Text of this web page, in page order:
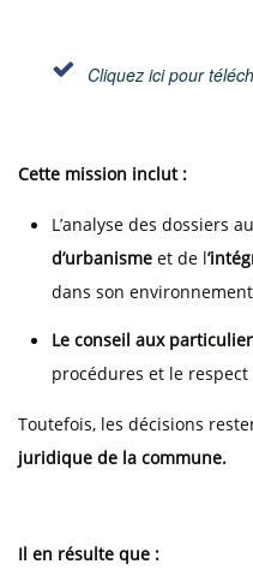
Cliquez ici pour
Cette mission inclut :
L’analyse des dossiers
d’urbanisme et de l
dans son
Le conseil aux
procédures et le
Toutefois, les décisions
juridique de la commune.
Il en résulte que :